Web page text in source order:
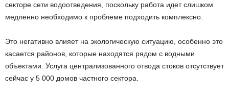
секторе сети водоотведения, поскольку работа идет слишком
медленно необходимо к проблеме подходить комплексно.
Это негативно влияет на экологическую ситуацию, особенно это
касается районов, которые находятся рядом с водными
объектами. Услуга централизованного отвода стоков отсутствует
сейчас у 5 000 домов частного сектора.